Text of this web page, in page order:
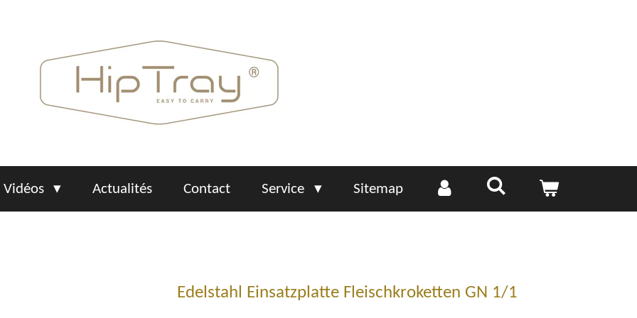
Vidéos Actualités Contact Service Sitemap
Edelstahl Einsatzplatte Fleischkroketten GN 1/1